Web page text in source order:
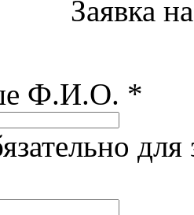
Заявка
Ф.И.О. *
для